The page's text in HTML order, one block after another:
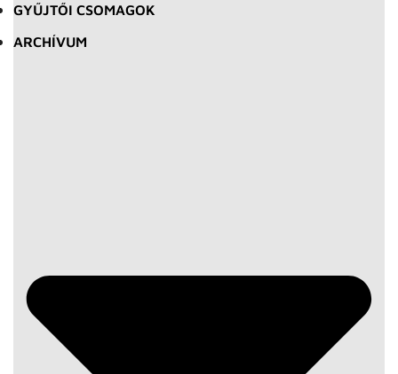
GYŰJTŐI CSOMAGOK
ARCHÍVUM